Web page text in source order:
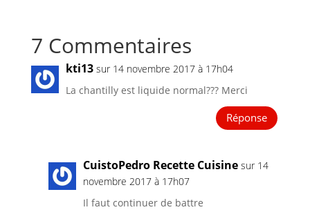
7 Commentaires
kti13 sur 14 novembre 2017 à 17h04
La chantilly est liquide normal??? Merci
Réponse
CuistoPedro Recette Cuisine sur 14
novembre 2017 à 17h07
Il faut continuer de battre